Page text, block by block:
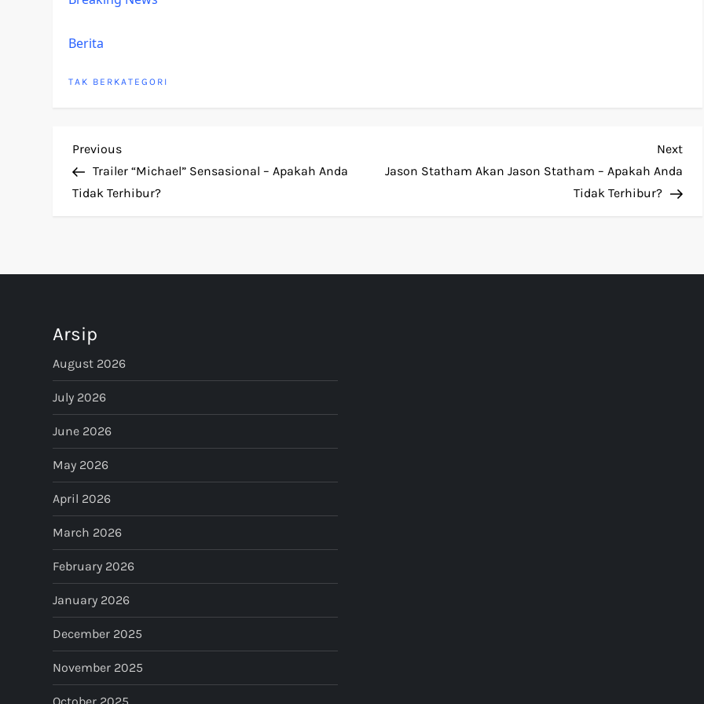
Berita
TAK BERKATEGORI
P
o
t
a
v
i
g
a
t
i
o
n
Previous
Post
Previous
Trailer “Michael” Sensasional – Apakah Anda
Tidak Terhibur?
Next
Jason Statham Akan Jason Statham – Apakah Anda
Tidak Terhibur?
Arsip
August 2026
July 2026
June 2026
May 2026
April 2026
March 2026
February 2026
January 2026
December 2025
November 2025